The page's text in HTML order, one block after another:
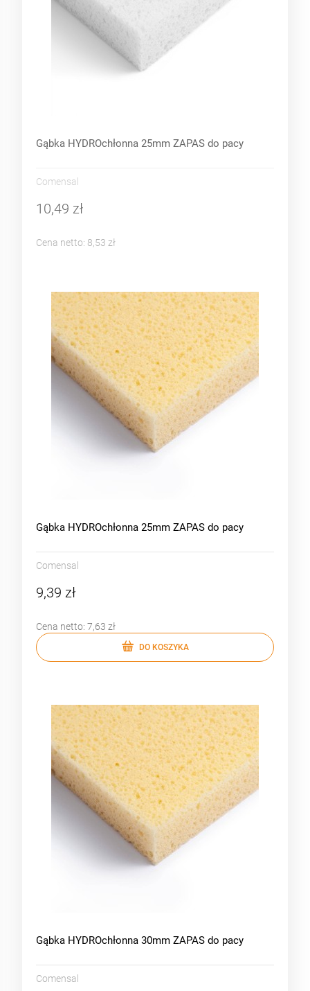
Gąbka HYDROchłonna 25mm ZAPAS do pacy
Comensal
10,49 zł
Cena netto: 8,53 zł
Gąbka HYDROchłonna 25mm ZAPAS do pacy
Comensal
9,39 zł
Cena netto: 7,63 zł
DO KOSZYKA
Gąbka HYDROchłonna 30mm ZAPAS do pacy
Comensal